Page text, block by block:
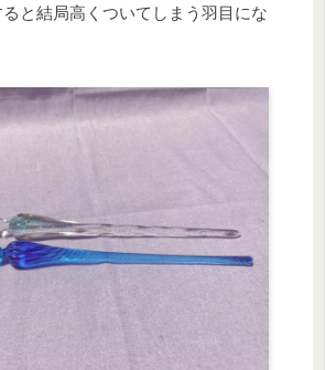
と結局高くついてしまう羽目にな